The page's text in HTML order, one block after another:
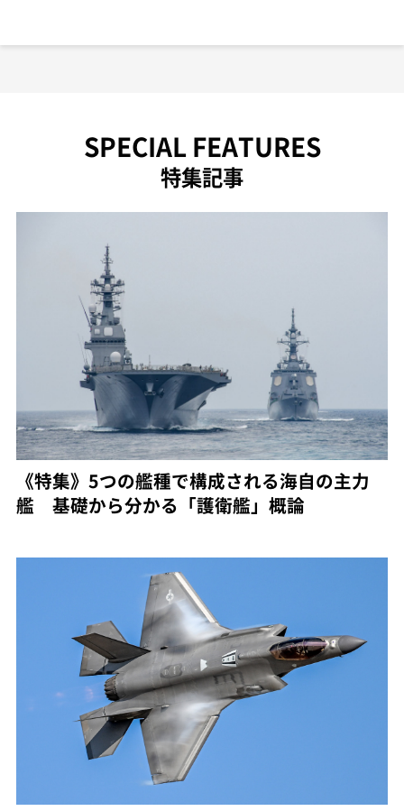
SPECIAL FEATURES
特集記事
《特集》5つの艦種で構成される海自の主力
艦 基礎から分かる「護衛艦」概論